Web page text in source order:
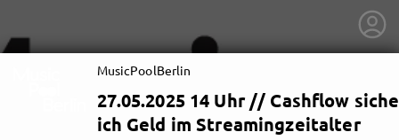
MusicPoolBerlin
27.05.2025 14 Uhr // Cashflow
ich Geld im Streamingzeitalter